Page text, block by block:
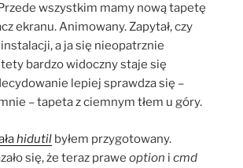
wszystkim mamy nową tapetę
ekranu. Animowany. Zapytał, czy
instalacji, a ja się nieopatrznie
bardzo widoczny staje się
lepiej sprawdza się –
– tapeta z ciemnym tłem u góry.
hidutil byłem przygotowany.
się, że teraz prawe option i cmd